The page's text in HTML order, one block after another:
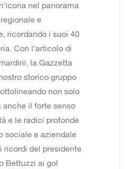
nel panorama
e
ricordando i suoi 40
Con l'articolo di
la Gazzetta
storico gruppo
non solo
anche il forte senso
e le radici profonde
sociale e aziendale
ricordi del presidente
Bettuzzi ai gol